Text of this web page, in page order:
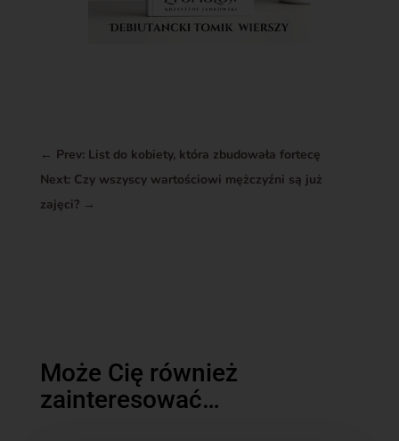
← Prev: List do kobiety, która zbudowała fortecę
Next: Czy wszyscy wartościowi mężczyźni są już
zajęci?→
Może Cię również
zainteresować…